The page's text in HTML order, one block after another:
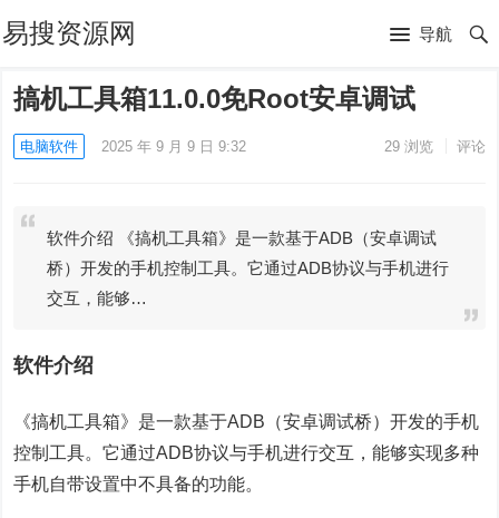
易搜资源网 导航
搞机工具箱11.0.0免Root安卓调试
电脑软件 2025 年 9 月 9 日 9:32 29浏览 评论
软件介绍 《搞机工具箱》是一款基于ADB（安卓调试
桥）开发的手机控制工具。它通过ADB协议与手机进行
交互，能够…
软件介绍
《搞机工具箱》是一款基于ADB（安卓调试桥）开发的手机
控制工具。它通过ADB协议与手机进行交互，能够实现多种
手机自带设置中不具备的功能。